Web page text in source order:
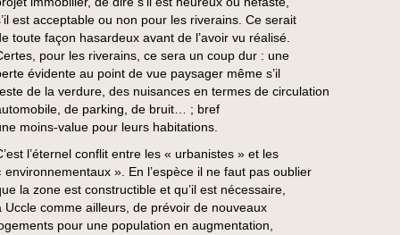
est acceptable ou non pour les riverains. Ce serait
toute façon hasardeux avant de l’avoir vu réalisé.
pour les riverains, ce sera un coup dur : une
évidente au point de vue paysager même s’il
de la verdure, des nuisances en termes de circulation
de parking, de bruit… ; bref
moins-value pour leurs habitations.
l’éternel conflit entre les « urbanistes » et les
environnementaux ». En l’espèce il ne faut pas oublier
la zone est constructible et qu’il est nécessaire,
Uccle comme ailleurs, de prévoir de nouveaux
pour une population en augmentation,